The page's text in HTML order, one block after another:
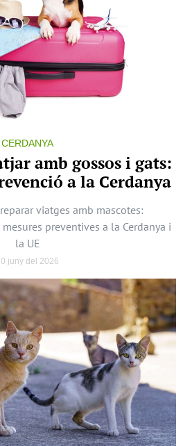
CERDANYA
amb gossos i gats:
a la Cerdanya
viatges amb mascotes:
preventives a la Cerdanya i
la UE
juny del 2026